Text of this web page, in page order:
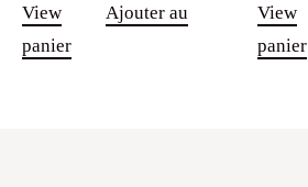
View
Ajouter au
panier
View
panier